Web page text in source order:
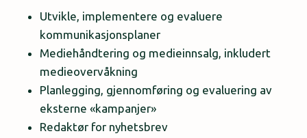
Utvikle, implementere og evaluere
kommunikasjonsplaner
Mediehåndtering og medieinnsalg, inkludert
medieovervåkning
Planlegging, gjennomføring og evaluering av
eksterne «kampanjer»
Redaktør for nyhetsbrev